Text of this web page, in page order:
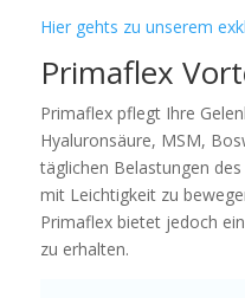
Hier gehts zu unserem
Primaflex
Primaflex pflegt Ihre
Hyaluronsäure, MSM,
täglichen Belastungen
mit Leichtigkeit zu
Primaflex bietet jedoch
zu erhalten.